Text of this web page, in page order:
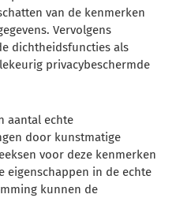
van de kenmerken
Vervolgens
dichtheidsfuncties als
privacybeschermde
aantal echte
door kunstmatige
voor deze kenmerken
eigenschappen in de echte
kunnen de